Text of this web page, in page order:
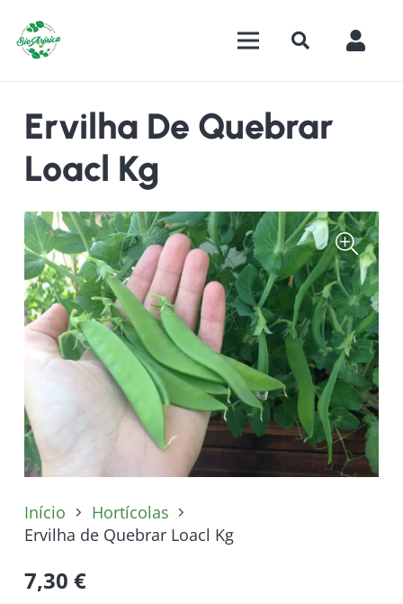
Ervilha De Quebrar
Loacl Kg
Início
Hortícolas
Ervilha de Quebrar Loacl Kg
7,30 €